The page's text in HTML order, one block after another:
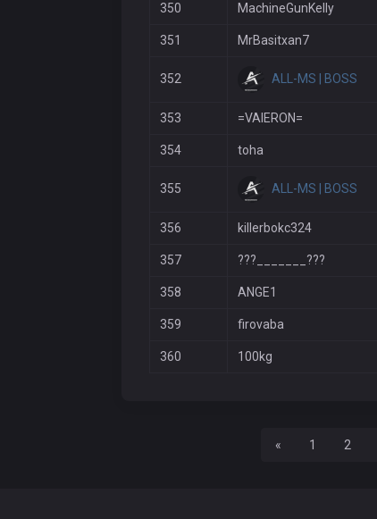
350 MachineGunKelly
351 MrBasitxan7
352 ALL-MS | BOSS
353 =VAIERON=
354 toha
355 ALL-MS | BOSS
356 killerbokc324
357 ???_______???
358 ANGE1
359 firovaba
360 100kg
« Назад1 2